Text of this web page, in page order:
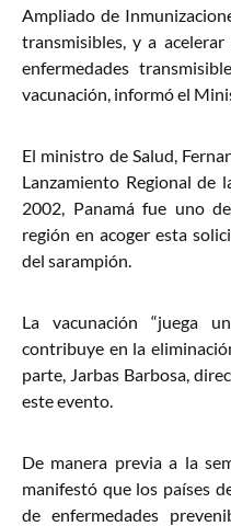
Ampliado de
transmisibles, y a
enfermedades
vacunación, informó el
El ministro de Salud,
Lanzamiento Regional de
2002, Panamá fue uno
región en acoger esta
del sarampión.
La vacunación “juega
contribuye en la
parte, Jarbas Barbosa,
este evento.
De manera previa a la
manifestó que los países
de enfermedades